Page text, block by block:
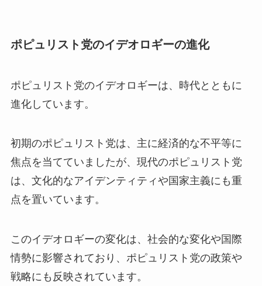
ポピュリスト党のイデオロギーの進化
ポピュリスト党のイデオロギーは、時代とともに
進化しています。
初期のポピュリスト党は、主に経済的な不平等に
焦点を当てていましたが、現代のポピュリスト党
は、文化的なアイデンティティや国家主義にも重
点を置いています。
このイデオロギーの変化は、社会的な変化や国際
情勢に影響されており、ポピュリスト党の政策や
戦略にも反映されています。